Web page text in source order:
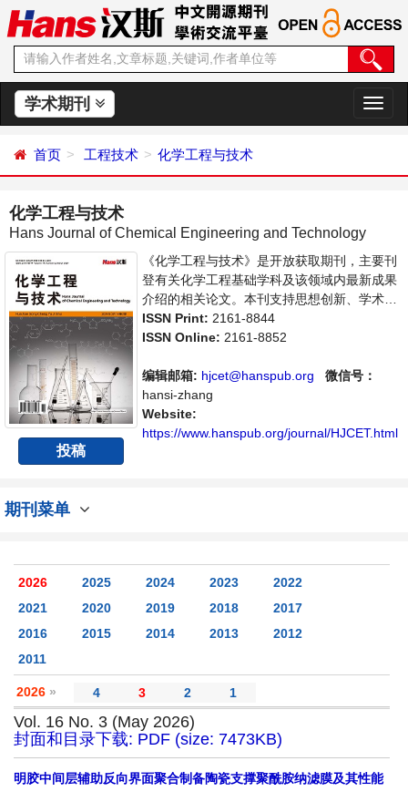
学术期刊
切
换
首页 工程技术 化学工程与技术
化学工程与技术
Hans Journal of Chemical Engineering and Technology
投稿
《化学工程与技术》是开放获取期刊，主要刊
登有关化学工程基础学科及该领域内最新成果
介绍的相关论文。本刊支持思想创新、学术创
新，倡导科学，繁荣学术，集学术性、思想性
为一体，旨在给世界范围内的科学家、学者、
与技术领域内不同方向问题与发展的交流平
台。
ISSN Print: 2161-8844
ISSN Online: 2161-8852
编辑邮箱: hjcet@hanspub.org
微信号：
hansi-zhang
Website:
https://www.hanspub.org/journal/HJCET.html
期刊菜单
2026 2025 2024 2023
2022
2021
2020 2019 2018
2017
2016
2015 2014 2013
2012
2011
2026 » 4 3 2 1
Vol. 16 No. 3 (May 2026)
封面和目录下载: PDF (size: 7473KB)
明胶中间层辅助反向界面聚合制备陶瓷支撑聚酰胺纳滤膜及其性能